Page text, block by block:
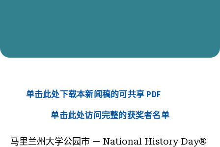
单击此处下载本新闻稿的可共享 PDF
单击此处访问完整的获奖者名单
马里兰州大学公园市 — National History Day®